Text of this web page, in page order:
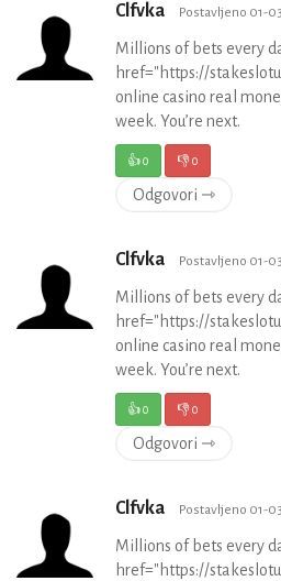
Clfvka Postavljeno 01-
Millions of bets every
href="https://
online casino real
week. You’re next.
👍0 👎0
Odgovori ⇾
Clfvka Postavljeno 01-
Millions of bets every
href="https://
online casino real
week. You’re next.
👍0 👎0
Odgovori ⇾
Clfvka Postavljeno 01-
Millions of bets every
href="https://